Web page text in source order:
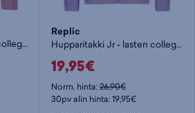
Hupparitakki Jr - lasten collegetakki
Replic
Hupparitakki Jr - lasten collegetakki
19,95€
Norm. hinta:26,90€
30pv alin hinta: 19,95€